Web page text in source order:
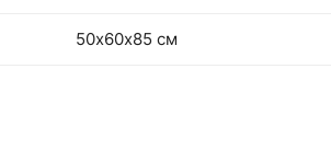
50х60х85 см